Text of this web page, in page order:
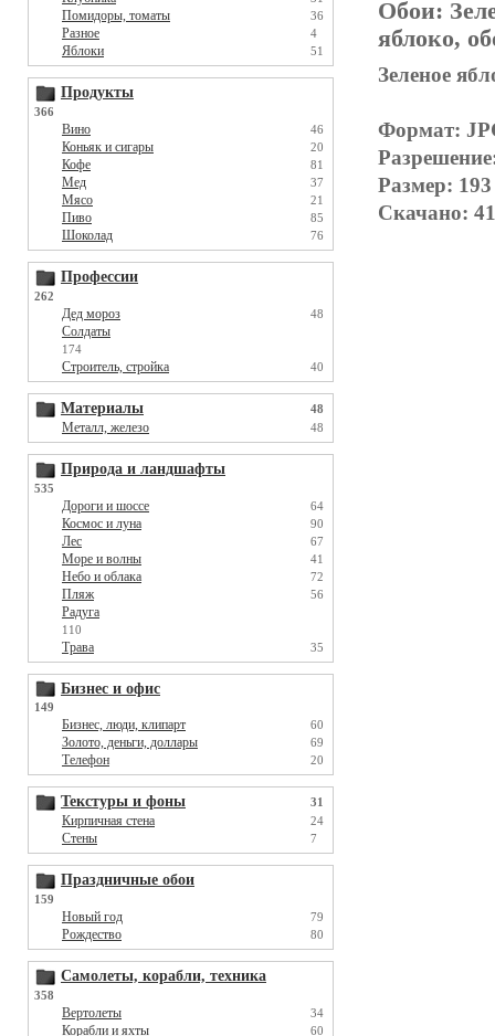
Помидоры, томаты 36
Разное 4
Яблоки 51
Продукты
366
Вино 46
Коньяк и сигары 20
Кофе 81
Мед 37
Мясо 21
Пиво 85
Шоколад 76
Профессии
262
Дед мороз 48
Солдаты
174
Строитель, стройка 40
Материалы 48
Металл, железо 48
Природа и ландшафты
535
Дороги и шоссе 64
Космос и луна 90
Лес 67
Море и волны 41
Небо и облака 72
Пляж 56
Радуга
110
Трава 35
Бизнес и офис
149
Бизнес, люди, клипарт 60
Золото, деньги, доллары 69
Телефон 20
Текстуры и фоны 31
Кирпичная стена 24
Стены 7
Праздничные обои
159
Новый год 79
Рождество 80
Самолеты, корабли, техника
358
Вертолеты 34
Корабли и яхты 60
Обои:
яблоко,
Зеленое
Формат:
Размер:
Скачано: